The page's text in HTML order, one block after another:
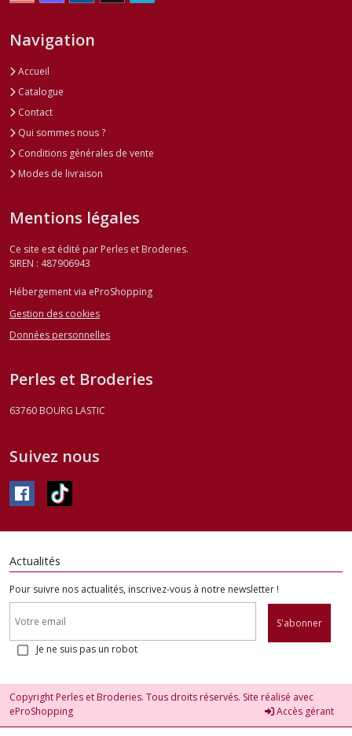
Navigation
Accueil
Catalogue
Contact
Qui sommes nous ?
Conditions générales de vente
Modes de livraison
Mentions légales
Ce site est édité par Perles et Broderies.
SIREN : 487906943
Hébergement via eProShopping
Gestion des cookies
Données personnelles
Perles et Broderies
63760 BOURG LASTIC
Suivez nous
Actualités
Pour suivre nos actualités, inscrivez-vous à notre newsletter !
S'abonner
Je ne suis pas un robot
Copyright Perles et Broderies. Tous droits réservés. Site réalisé avec
eProShopping
Accès gérant